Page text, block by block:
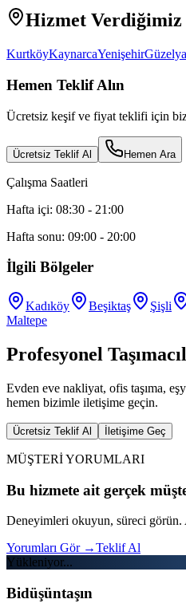
Hizmet Verdiğimiz
KurtköyKaynarcaYenişehir
Hemen Teklif Alın
Ücretsiz keşif ve fiyat teklifi için
Ücretsiz Teklif Al Hemen Ara
Çalışma Saatleri
Hafta içi: 08:30 - 21:00
Hafta sonu: 09:00 - 20:00
İlgili Bölgeler
Kadıköy Beşiktaş Şişli
Maltepe
Profesyonel
Evden eve nakliyat, ofis taşıma,
hemen bizimle iletişime geçin.
Ücretsiz Teklif Al İletişime Geç
MÜŞTERİ YORUMLARI
Bu hizmete ait gerçek
Deneyimleri okuyun, süreci görün.
Yorumları Gör →Teklif Al
Yükleniyor...
Bidüşüntaşın